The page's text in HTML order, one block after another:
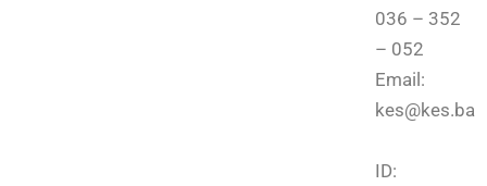
036 – 352
– 052
Email:
kes@kes.ba
ID: